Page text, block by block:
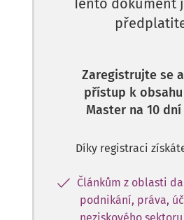
Tento dokument
Zaregistrujte se
přístup k
Master na 10
Díky registraci
Článkům z oblasti
podnikání, práva,